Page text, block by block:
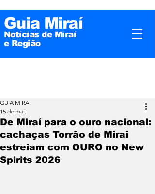
Guia Miraí
Notícias de Miraí
e Região
De Miraí para o ouro nacional:
cachaças Torrão de Mirai
estreiam com OURO no New
Spirits 2026
GUIA MIRAI
15 de mai.